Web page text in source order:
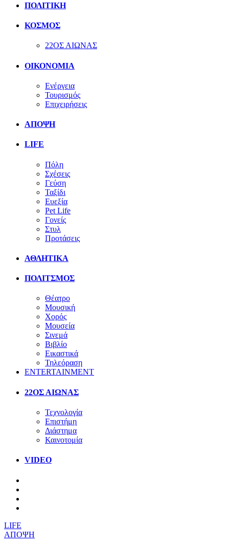
ΠΟΛΙΤΙΚΗ
ΚΟΣΜΟΣ
22ΟΣ ΑΙΩΝΑΣ
ΟΙΚΟΝΟΜΙΑ
Ενέργεια
Τουρισμός
Επιχειρήσεις
ΑΠΟΨΗ
LIFE
Πόλη
Σχέσεις
Γεύση
Ταξίδι
Ευεξία
Pet Life
Γονείς
Στυλ
Προτάσεις
ΑΘΛΗΤΙΚΑ
ΠΟΛΙΤΣΜΟΣ
Θέατρο
Μουσική
Χορός
Μουσεία
Σινεμά
Βιβλίο
Εικαστικά
Τηλεόραση
ENTERTAINMENT
22ΟΣ ΑΙΩΝΑΣ
Τεχνολογία
Επιστήμη
Διάστημα
Καινοτομία
VIDEO
LIFE
ΑΠΟΨΗ